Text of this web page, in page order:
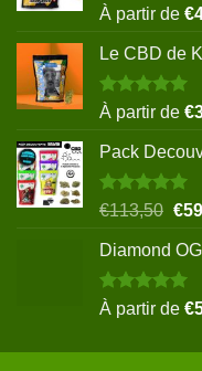
Note5.00
sur 5
À partir de €
Le CBD de
Note5.00
sur 5
À partir de €
Pack
Note5.00
€113,50 Le
était
€
Diamond
Note5.00
sur 5
À partir de €